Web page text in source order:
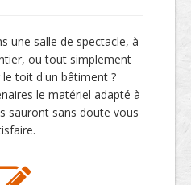
une salle de spectacle, à
ou tout simplement
toit d'un bâtiment ?
le matériel adapté à
sauront sans doute vous